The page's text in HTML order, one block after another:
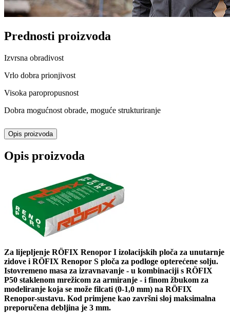
Prednosti proizvoda
Izvrsna obradivost
Vrlo dobra prionjivost
Visoka paropropusnost
Dobra mogućnost obrade, moguće strukturiranje
Opis proizvoda
Opis proizvoda
Za lijepljenje RÖFIX Renopor I izolacijskih ploča za unutarnje
zidove i RÖFIX Renopor S ploča za podloge opterećene solju.
Istovremeno masa za izravnavanje - u kombinaciji s RÖFIX
P50 staklenom mrežicom za armiranje - i finom žbukom za
modeliranje koja se može filcati (0-1,0 mm) na RÖFIX
Renopor-sustavu. Kod primjene kao završni sloj maksimalna
preporučena debljina je 3 mm.